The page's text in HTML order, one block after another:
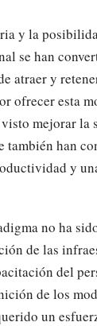
y la
se han
atraer y
ofrecer esta
mejorar la
también han
y
no ha
de las
del
de los
un